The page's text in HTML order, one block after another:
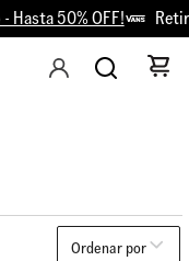
50% OFF! Retiro
Ordenar por